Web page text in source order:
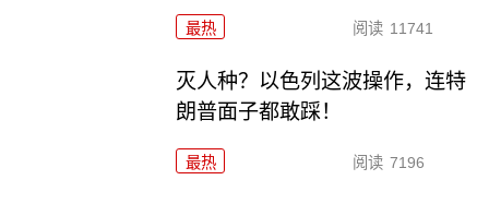
最热 阅读 11741
灭人种？以色列这波操作，连特
朗普面子都敢踩！
最热 阅读 7196